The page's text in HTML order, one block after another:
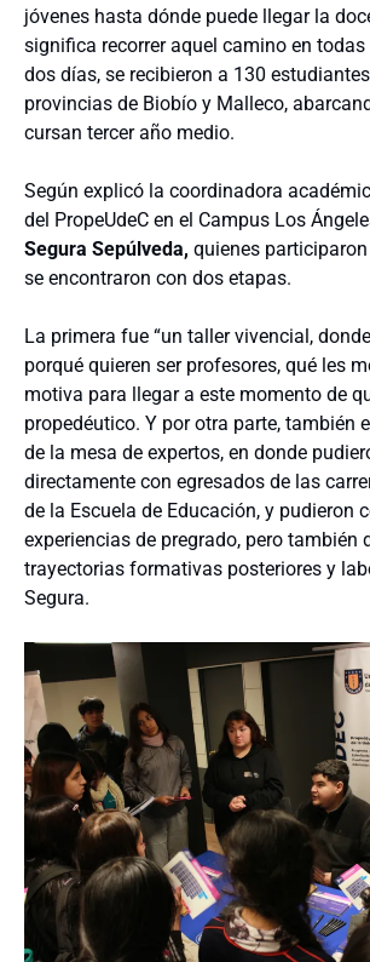
jóvenes hasta dónde puede llegar la
significa recorrer aquel camino en todas
dos días, se recibieron a 130
provincias de Biobío y Malleco,
cursan tercer año medio.
Según explicó la coordinadora
del PropeUdeC en el Campus Los
Segura Sepúlveda, quienes
se encontraron con dos etapas.
La primera fue “un taller vivencial,
porqué quieren ser profesores, qué les
motiva para llegar a este momento de
propedéutico. Y por otra parte, también
de la mesa de expertos, en donde
directamente con egresados de las
de la Escuela de Educación, y pudieron
experiencias de pregrado, pero también
trayectorias formativas posteriores y
Segura.